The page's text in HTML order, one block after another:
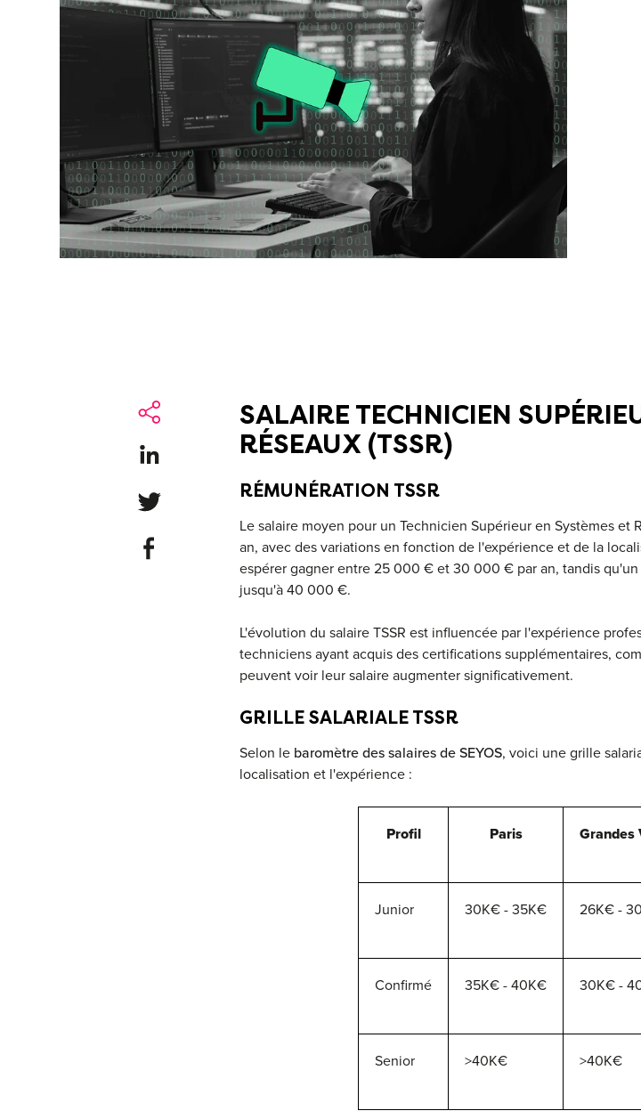
Share on LinkedIn
Share on Twitter
Share on Facebook
SALAIRE TECHNICIEN
RÉSEAUX (TSSR)
RÉMUNÉRATION TSSR
Le salaire moyen pour un Technicien Supérieur en Systèmes
an, avec des variations en fonction de l'expérience et de la
espérer gagner entre 25 000 € et 30 000 € par an, tandis
jusqu'à 40 000 €.
L'évolution du salaire TSSR est influencée par l'expérience
techniciens ayant acquis des certifications supplémentaires,
peuvent voir leur salaire augmenter significativement.
GRILLE SALARIALE TSSR
Selon le baromètre des salaires de SEYOS, voici une grille
localisation et l'expérience :
Profil Paris Grandes
Junior 30K€ - 35K€ 26K€ -
Confirmé 35K€ - 40K€ 30K€ -
Senior >40K€ >40K€